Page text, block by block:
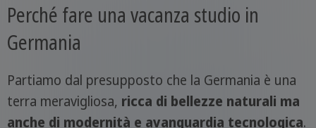
Perché fare una vacanza studio in
Germania
Partiamo dal presupposto che la Germania è una
terra meravigliosa, ricca di bellezze naturali ma
anche di modernità e avanguardia tecnologica.